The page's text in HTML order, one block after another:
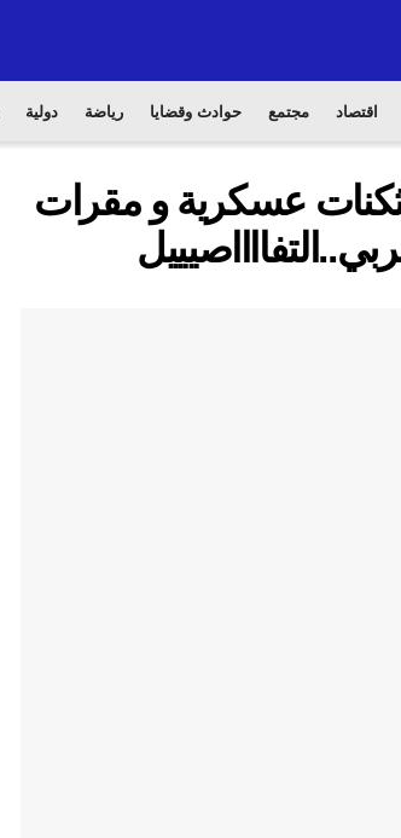
اقتصاد مجتمع حوادث وقضايا رياضة دولية
عسكرية و مقرات